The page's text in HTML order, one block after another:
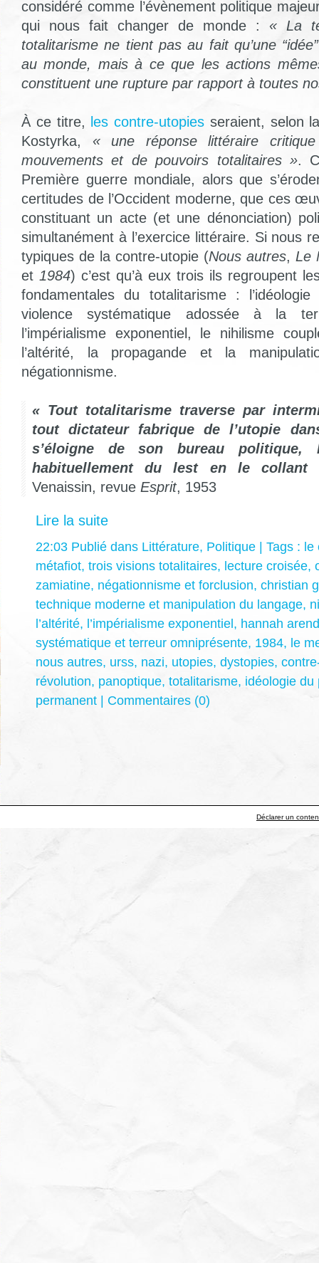
considéré comme l’évènement politique
qui nous fait changer de monde : « La
totalitarisme ne tient pas au fait qu’une
au monde, mais à ce que les actions
constituent une rupture par rapport à toutes
À ce titre, les contre-utopies seraient, selon
Kostyrka, « une réponse littéraire
mouvements et de pouvoirs totalitaires ».
Première guerre mondiale, alors que
certitudes de l’Occident moderne, que ces
constituant un acte (et une dénonciation)
simultanément à l’exercice littéraire. Si nous
typiques de la contre-utopie (Nous autres, Le
et 1984) c’est qu’à eux trois ils regroupent
fondamentales du totalitarisme :
violence systématique adossée à la
l’impérialisme exponentiel, le nihilisme
l’altérité, la propagande et la
négationnisme.
« Tout totalitarisme traverse par
tout dictateur fabrique de l’utopie
s’éloigne de son bureau
habituellement du lest en le
Venaissin, revue Esprit, 1953
Lire la suite
22:03 Publié dans Littérature, Politique | Tags : le
métafiot, trois visions totalitaires, lecture croisée,
zamiatine, négationnisme et forclusion, christian
technique moderne et manipulation du langage,
l’altérité, l’impérialisme exponentiel, hannah
systématique et terreur omniprésente, 1984, le
nous autres, urss, nazi, utopies, dystopies,
révolution, panoptique, totalitarisme, idéologie du
permanent | Commentaires (0)
Déclarer un